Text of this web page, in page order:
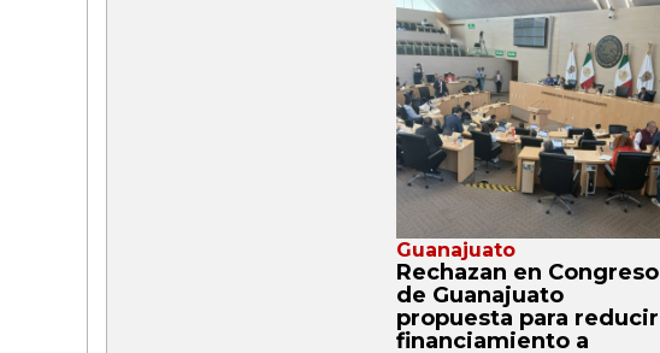
Guanajuato
Rechazan en Congreso
de Guanajuato
propuesta para reducir
financiamiento a